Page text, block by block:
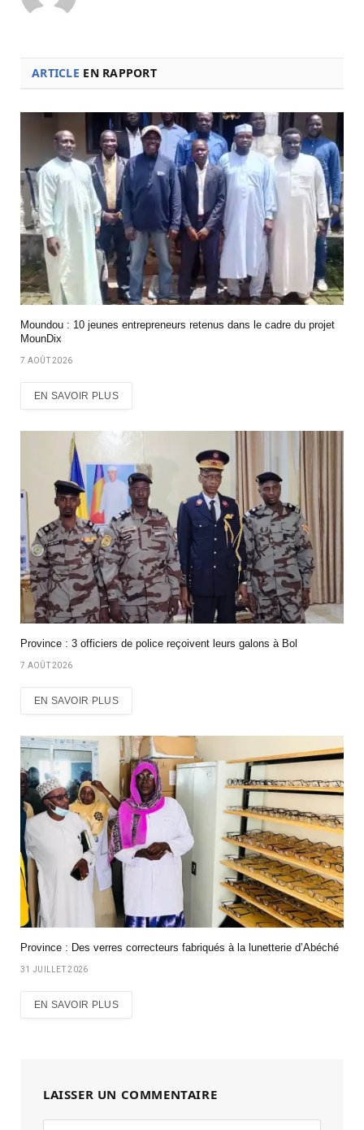
ARTICLE EN RAPPORT
Moundou : 10 jeunes entrepreneurs retenus dans le cadre du projet
MounDix
7 AOÛT 2026
EN SAVOIR PLUS
Province : 3 officiers de police reçoivent leurs galons à Bol
7 AOÛT 2026
EN SAVOIR PLUS
Province : Des verres correcteurs fabriqués à la lunetterie d’Abéché
31 JUILLET 2026
EN SAVOIR PLUS
LAISSER UN COMMENTAIRE